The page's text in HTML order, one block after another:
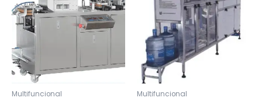
Multifuncional Multifuncional